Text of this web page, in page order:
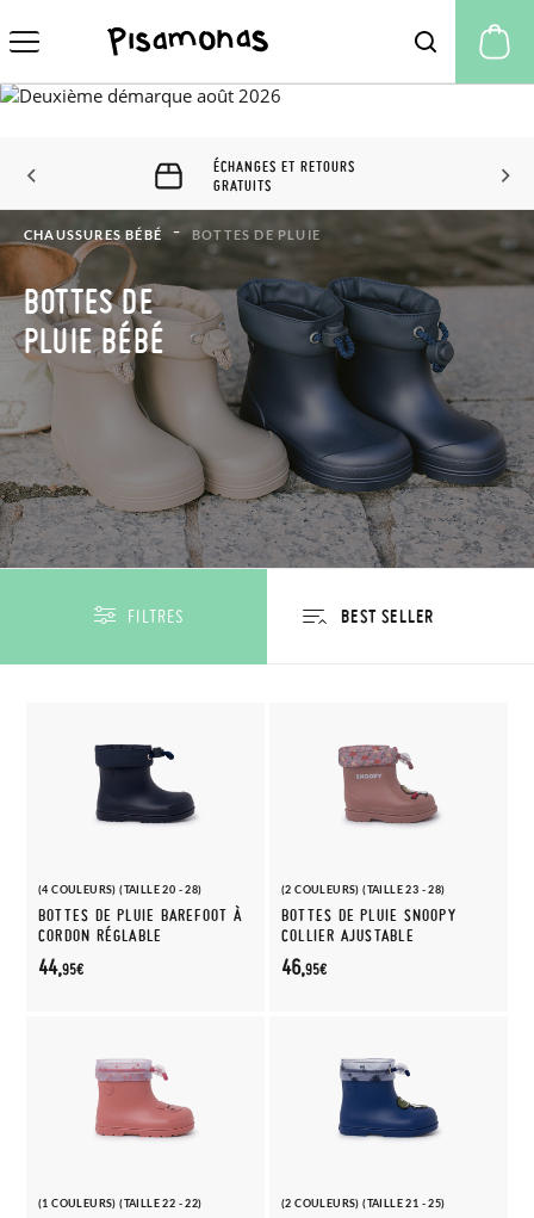
ÉCHANGES ET RETOURS
GRATUITS
CHAUSSURES BÉBÉ BOTTES DE PLUIE
BOTTES DE
PLUIE BÉBÉ
FILTRES
(4 COULEURS) (TAILLE 20 - 28)
BOTTES DE PLUIE BAREFOOT À
CORDON RÉGLABLE
44,95€
(2 COULEURS) (TAILLE 23 - 28)
BOTTES DE PLUIE SNOOPY
COLLIER AJUSTABLE
46,95€
(1 COULEURS) (TAILLE 22 - 22) (2 COULEURS) (TAILLE 21 - 25)